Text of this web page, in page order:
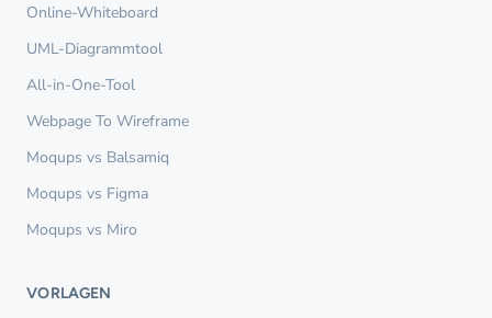
Online-Whiteboard
UML-Diagrammtool
All-in-One-Tool
Webpage To Wireframe
Moqups vs Balsamiq
Moqups vs Figma
Moqups vs Miro
VORLAGEN